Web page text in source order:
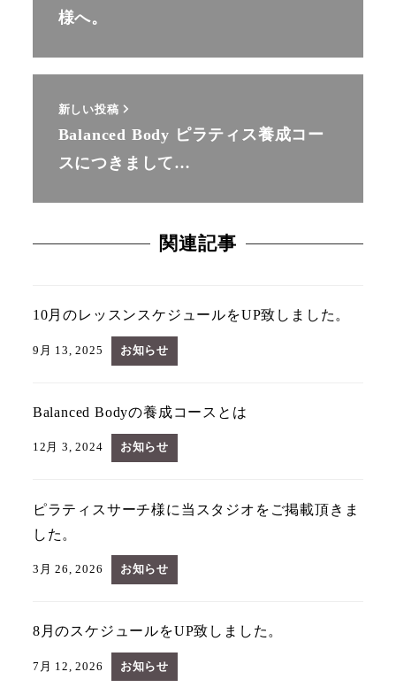
様へ。
新しい投稿
Balanced Body ピラティス養成コー
スにつきまして…
関連記事
10月のレッスンスケジュールをUP致しました。
9月 13, 2025 お知らせ
Balanced Bodyの養成コースとは
12月 3, 2024 お知らせ
ピラティスサーチ様に当スタジオをご掲載頂きま
した。
3月 26, 2026 お知らせ
8月のスケジュールをUP致しました。
7月 12, 2026 お知らせ